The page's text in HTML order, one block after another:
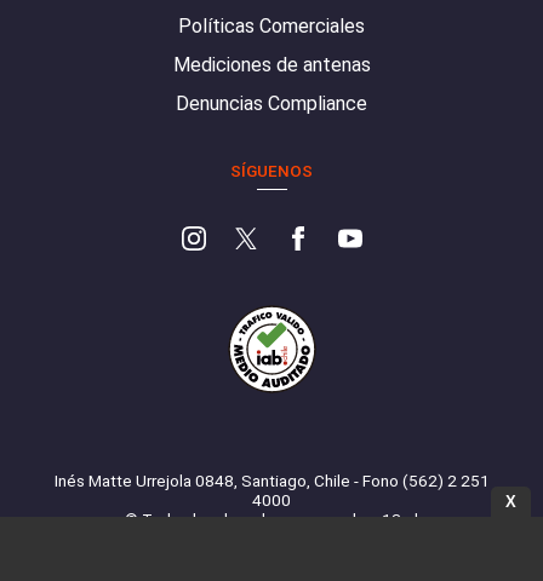
Políticas Comerciales
Mediciones de antenas
Denuncias Compliance
SÍGUENOS
Inés Matte Urrejola 0848, Santiago, Chile - Fono (562) 2 251
4000
© Todos los derechos reservados. 13.cl
X